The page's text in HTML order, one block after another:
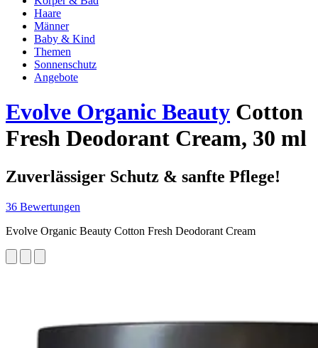
Haare
Männer
Baby & Kind
Themen
Sonnenschutz
Angebote
Evolve Organic Beauty Cotton
Fresh Deodorant Cream, 30 ml
Zuverlässiger Schutz & sanfte Pflege!
36 Bewertungen
Evolve Organic Beauty Cotton Fresh Deodorant Cream